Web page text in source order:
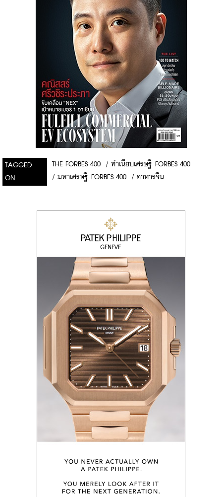
TAGGED
ON
THE FORBES 400 / ทำเนียบเศรษฐี FORBES 400
/ มหาเศรษฐี FORBES 400 / อาหารจีน